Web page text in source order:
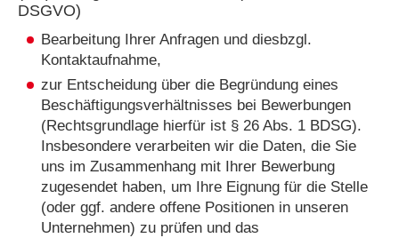
DSGVO)
Bearbeitung Ihrer Anfragen und diesbzgl.
Kontaktaufnahme,
zur Entscheidung über die Begründung eines
Beschäftigungsverhältnisses bei Bewerbungen
(Rechtsgrundlage hierfür ist § 26 Abs. 1 BDSG).
Insbesondere verarbeiten wir die Daten, die Sie
uns im Zusammenhang mit Ihrer Bewerbung
zugesendet haben, um Ihre Eignung für die Stelle
(oder ggf. andere offene Positionen in unseren
Unternehmen) zu prüfen und das